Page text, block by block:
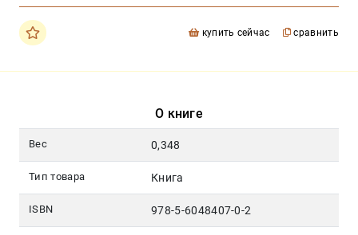
купить сейчас сравнить
О книге
Вес 0,348
Тип товара Книга
ISBN 978-5-6048407-0-2